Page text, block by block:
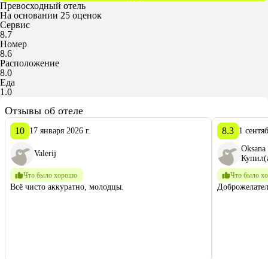
Превосходный отель
На основании 25 оценок
Сервис
8.7
Номер
8.6
Расположение
8.0
Еда
1.0
Отзывы об отеле
10 17 января 2026 г.
Valerij
Что было хорошо
Всё чисто аккуратно, молодцы.
8.3
1
Oksana
Что было